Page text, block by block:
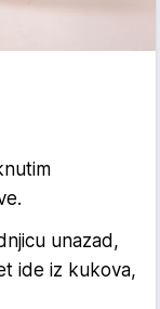
unazad,
ide iz kukova,